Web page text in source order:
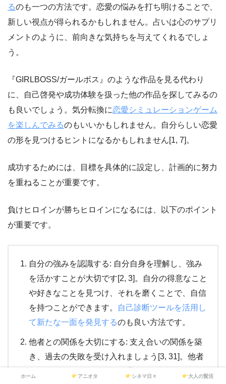
るのも一つの方法です。恋愛の悩みを打ち明けることで、
新しい視点が得られるかもしれません。占いは心のサプリ
メントのように、前向きな気持ちを与えてくれるでしょ
う。
『GIRLBOSS/ガールボス』のような作品を見る代わり
に、自己啓発や成功体験を扱った他の作品を探してみるの
も良いでしょう。気分転換に恋愛シミュレーションゲーム
を楽しんでみるのもいいかもしれません。自分らしい恋愛
の形を見つけるヒントになるかもしれません[1, 7]。
成功するためには、目標を具体的に設定し、計画的に努力
を重ねることが重要です。
負けヒロインが勝ちヒロインになるには、以下のポイント
が重要です。
自分の強みを認識する: 自分自身を理解し、強み
を活かすことが大切です[2, 3]。自分の得意なこと
や好きなことを見つけ、それを磨くことで、自信
を持つことができます。
自己診断ツールを活用し
て新たな一面を発見するのも良い方法です。
他者との関係を大切にする: 支え合いの関係を築
き、過去の失敗を受け入れましょう[3, 31]。他者
ホーム アニオタ シネマ日々 大人の賢活